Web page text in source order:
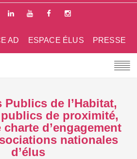
PRESSE
ESPACE ÉLUS
AD
Publics de l’Habitat,
de proximité,
d’engagement
nationales
d’élus